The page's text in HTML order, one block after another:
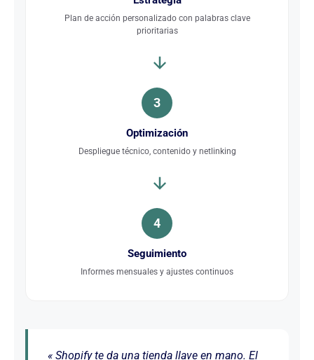
Plan de acción personalizado con palabras clave
prioritarias
3
Optimización
Despliegue técnico, contenido y netlinking
4
Seguimiento
Informes mensuales y ajustes continuos
« Shopify te da una tienda llave en mano. El